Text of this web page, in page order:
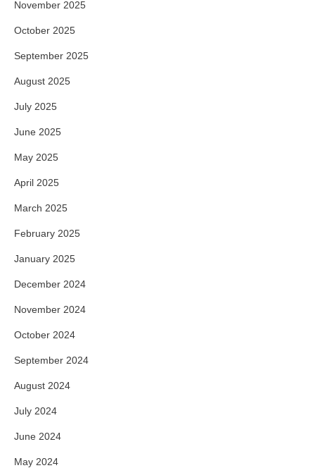
November 2025
October 2025
September 2025
August 2025
July 2025
June 2025
May 2025
April 2025
March 2025
February 2025
January 2025
December 2024
November 2024
October 2024
September 2024
August 2024
July 2024
June 2024
May 2024